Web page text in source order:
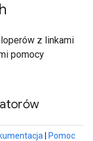
z linkami
pomocy
Pomoc